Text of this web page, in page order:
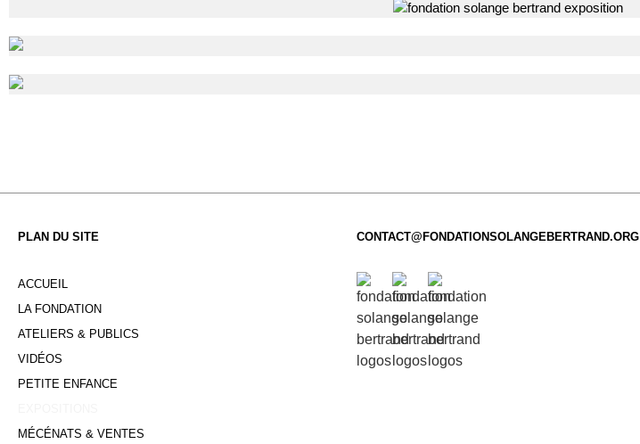
PLAN DU SITE
ACCUEIL
LA FONDATION
ATELIERS & PUBLICS
VIDÉOS
PETITE ENFANCE
MÉCÉNATS & VENTES
CONTACT@FONDATIONSOLANGEBERTRAND.ORG